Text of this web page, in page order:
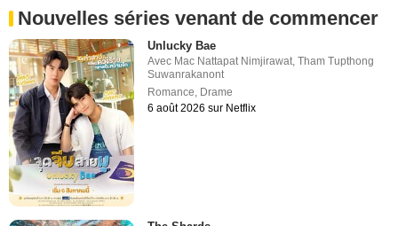
Nouvelles séries venant de commencer
Unlucky Bae
Avec Mac Nattapat Nimjirawat,Tham Tupthong
Suwanrakanont
Romance, Drame
6 août 2026 sur Netflix